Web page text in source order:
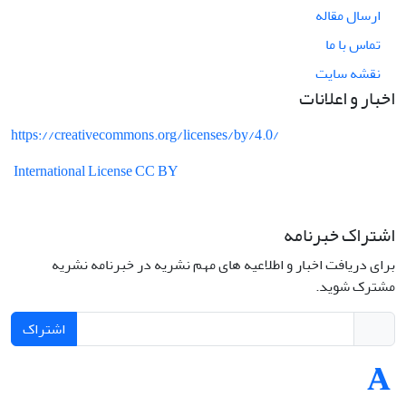
ارسال مقاله
تماس با ما
نقشه سایت
اخبار و اعلانات
https://creativecommons.org/licenses/by/4.0/
International License CC BY
اشتراک خبرنامه
برای دریافت اخبار و اطلاعیه های مهم نشریه در خبرنامه نشریه
مشترک شوید.
اشتراک